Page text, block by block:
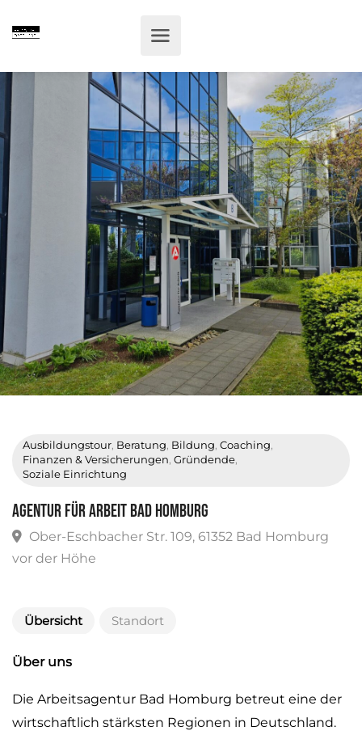
Ausbildungstour,
Finanzen & Versicherungen
Soziale Einrichtung
Agentur für Arbeit Bad Homburg
Übersicht Standort
Über uns
Die Arbeitsagentur Bad Homburg betreut eine der
wirtschaftlich stärksten Regionen in Deutschland.